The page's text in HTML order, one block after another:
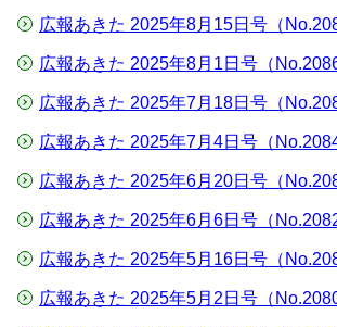
広報あきた 2025年8月15日号（
広報あきた 2025年8月1日号（No.2086
広報あきた 2025年7月18日号（
広報あきた 2025年7月4日号（No.2084
広報あきた 2025年6月20日号（
広報あきた 2025年6月6日号（No.2082
広報あきた 2025年5月16日号（
広報あきた 2025年5月2日号（No.2080